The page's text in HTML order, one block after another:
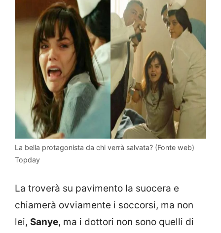
La bella protagonista da chi verrà salvata? (Fonte web)
Topday
La troverà su pavimento la suocera e
chiamerà ovviamente i soccorsi, ma non
lei, Sanye, ma i dottori non sono quelli di